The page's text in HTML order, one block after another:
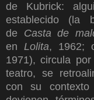
de Kubrick:
establecido (la
de Casta de
enLolita, 1962;
1971), circula
teatro, se
con su contexto